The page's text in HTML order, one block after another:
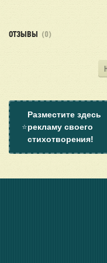
роковые» так же
«Ты помнишь,
образами войны и
ОТЗЫВЫ (0)
⭐
Разместите здесь
рекламу своего
стихотворения!